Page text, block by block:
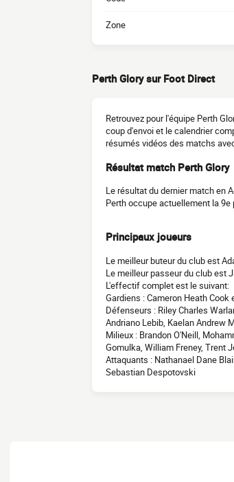
Zone
Perth Glory sur Foot Direct
Retrouvez pour l'équipe Perth
coup d'envoi et le calendrier
résumés vidéos des matchs
Résultat match Perth Glory
Le résultat du dernier match en
Perth occupe actuellement la
Principaux joueurs
Le meilleur buteur du club est
Le meilleur passeur du club est
L'effectif complet est le suivant:
Gardiens : Cameron Heath
Défenseurs : Riley Charles
Andriano Lebib, Kaelan Andrew
Milieux : Brandon O'Neill,
Gomulka, William Freney, Trent
Attaquants : Nathanael Dane
Sebastian Despotovski